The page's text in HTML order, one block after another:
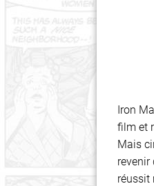
Iron
film et
Mais
revenir
réussit